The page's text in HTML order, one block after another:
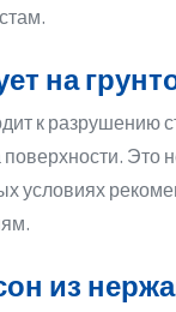
на
к разрушению
Это
условиях
из